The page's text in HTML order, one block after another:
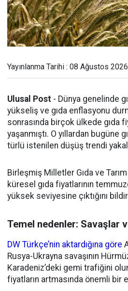
Yayınlanma Tarihi : 08 Ağustos
Ulusal Post - Dünya genelinde
yükseliş ve gıda enflasyonu
sonrasında birçok ülkede gıda
yaşanmıştı. O yıllardan bugüne
türlü istenilen düşüş trendi
Birleşmiş Milletler Gıda ve
küresel gıda fiyatlarının
yüksek seviyesine çıktığını
Temel nedenler: Savaşlar
DW Türkçe’nin aktardığına göre
Rusya-Ukrayna savaşının
Karadeniz’deki gemi trafiğini
fiyatların artmasında önemli bir